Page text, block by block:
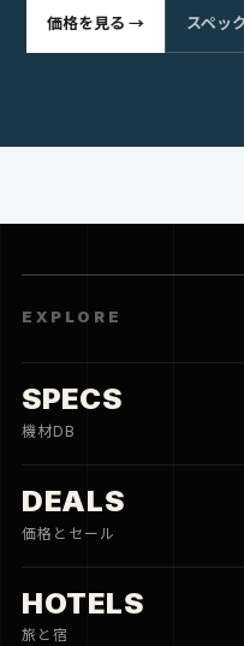
価格を見る → スペッ
EXPLORE
SPECS
機材DB
DEALS
価格とセール
HOTELS
旅と宿